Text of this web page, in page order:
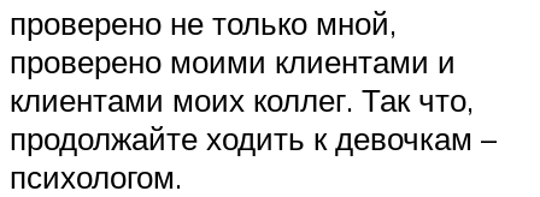
проверено не только мной,
проверено моими клиентами и
клиентами моих коллег. Так что,
продолжайте ходить к девочкам –
психологом.